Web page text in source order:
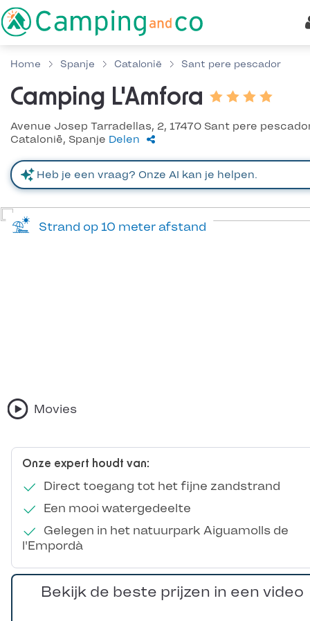
Home Spanje Catalonië Sant pere pescador
Camping L'Amfora
Avenue Josep Tarradellas, 2, 17470 Sant pere
Catalonië, Spanje Delen
Onze expert houdt van:
Direct toegang tot het fijne zandstrand
Een mooi watergedeelte
Gelegen in het natuurpark Aiguamolls de
l'Empordà
Movies
Strand op 10 meter afstand
Bekijk de beste prijzen in een video